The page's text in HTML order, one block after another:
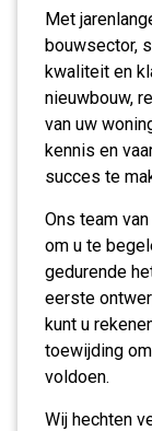
Met
bouwsector,
kwaliteit en
nieuwbouw,
van uw
kennis en
succes te
Ons team
om u te
gedurende
eerste
kunt u
toewijding
voldoen.
Wij hechten